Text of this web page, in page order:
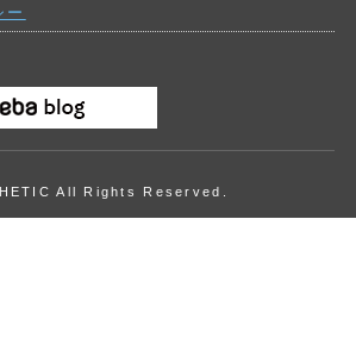
ー
All Rights Reserved.